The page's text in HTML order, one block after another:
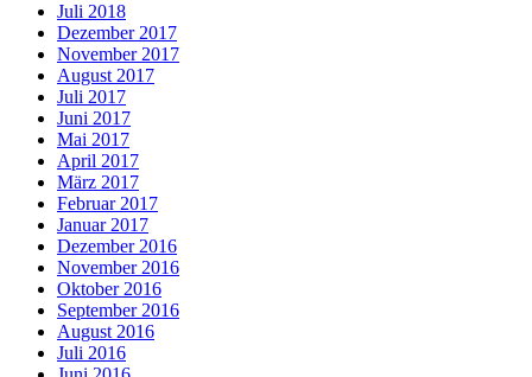
Juli 2018
Dezember 2017
November 2017
August 2017
Juli 2017
Juni 2017
Mai 2017
April 2017
März 2017
Februar 2017
Januar 2017
Dezember 2016
November 2016
Oktober 2016
September 2016
August 2016
Juli 2016